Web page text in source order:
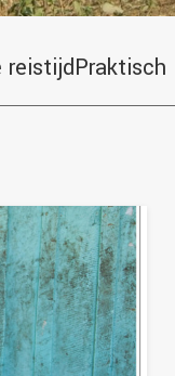
reistijdPraktisch